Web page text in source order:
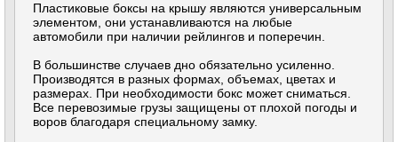
Пластиковые боксы на крышу являются универсальным
элементом, они устанавливаются на любые
автомобили при наличии рейлингов и поперечин.
В большинстве случаев дно обязательно усиленно.
Производятся в разных формах, объемах, цветах и
размерах. При необходимости бокс может сниматься.
Все перевозимые грузы защищены от плохой погоды и
воров благодаря специальному замку.